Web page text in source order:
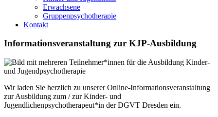
Erwachsene
Gruppenpsychotherapie
Kontakt
Informationsveranstaltung zur KJP-Ausbildung
Wir laden Sie herzlich zu unserer Online-Informationsveranstaltung
zur Ausbildung zum / zur Kinder- und
Jugendlichenpsychotherapeut*in der DGVT Dresden ein.